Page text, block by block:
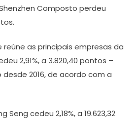
Composto perdeu
reúne as principais empresas da
2,91%, a 3.820,40 pontos –
2016, de acordo com a
Seng cedeu 2,18%, a 19.623,32